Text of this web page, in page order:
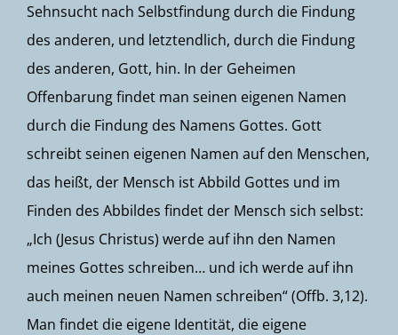
Sehnsucht nach Selbstfindung durch die Findung
des anderen, und letztendlich, durch die Findung
des anderen, Gott, hin. In der Geheimen
Offenbarung findet man seinen eigenen Namen
durch die Findung des Namens Gottes. Gott
schreibt seinen eigenen Namen auf den Menschen,
das heißt, der Mensch ist Abbild Gottes und im
Finden des Abbildes findet der Mensch sich selbst:
„Ich (Jesus Christus) werde auf ihn den Namen
meines Gottes schreiben… und ich werde auf ihn
auch meinen neuen Namen schreiben“ (Offb. 3,12).
Man findet die eigene Identität, die eigene